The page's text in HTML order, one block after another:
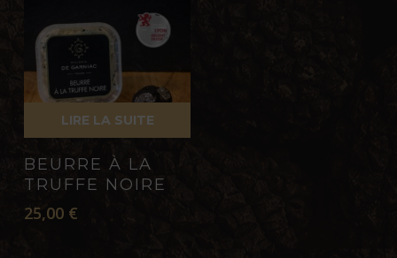
peuvent
être
choisies
sur
du
produit
300,00 €
LIRE LA SUITE
BEURRE À LA
TRUFFE NOIRE
25,00 €